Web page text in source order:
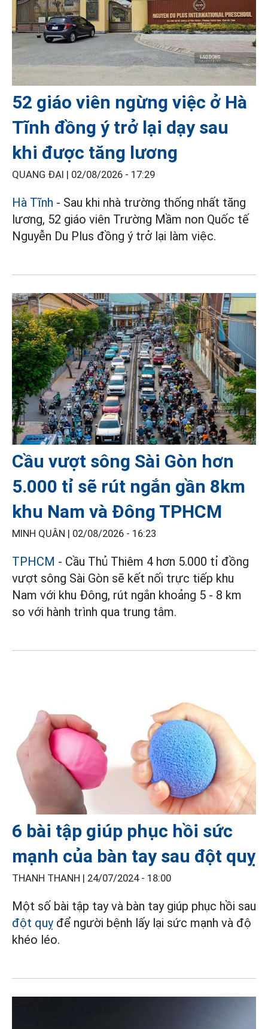
52 giáo viên ngừng việc ở Hà
Tĩnh đồng ý trở lại dạy sau
khi được tăng lương
QUANG ĐẠI | 02/08/2026 - 17:29
Hà Tĩnh - Sau khi nhà trường thống nhất tăng
lương, 52 giáo viên Trường Mầm non Quốc tế
Nguyễn Du Plus đồng ý trở lại làm việc.
Cầu vượt sông Sài Gòn hơn
5.000 tỉ sẽ rút ngắn gần 8km
khu Nam và Đông TPHCM
MINH QUÂN | 02/08/2026 - 16:23
TPHCM - Cầu Thủ Thiêm 4 hơn 5.000 tỉ đồng
vượt sông Sài Gòn sẽ kết nối trực tiếp khu
Nam với khu Đông, rút ngắn khoảng 5 - 8 km
so với hành trình qua trung tâm.
6 bài tập giúp phục hồi sức
mạnh của bàn tay sau đột quỵ
THANH THANH | 24/07/2024 - 18:00
Một số bài tập tay và bàn tay giúp phục hồi sau
đột quỵ để người bệnh lấy lại sức mạnh và độ
khéo léo.